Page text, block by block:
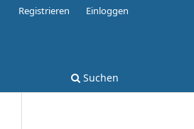
Suchen
Registrieren Einloggen